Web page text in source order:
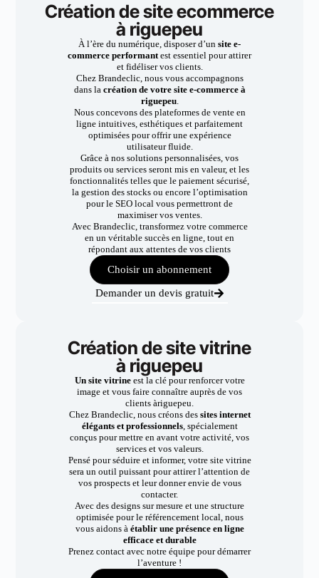
Création de site ecommerce
à riguepeu
À l’ère du numérique, disposer d’un site e-
commerce performantest essentiel pour attirer
et fidéliser vos clients.
Chez Brandeclic, nous vous accompagnons
dans la création de votre site e-commerce à
riguepeu.
Nous concevons des plateformes de vente en
ligne intuitives, esthétiques et parfaitement
optimisées pour offrir une expérience
utilisateur fluide.
Grâce à nos solutions personnalisées, vos
produits ou services seront mis en valeur, et les
fonctionnalités telles que le paiement sécurisé,
la gestion des stocks ou encore l’optimisation
pour le SEO local vous permettront de
maximiser vos ventes.
Avec Brandeclic, transformez votre commerce
en un véritable succès en ligne, tout en
répondant aux attentes de vos clients
Choisir un abonnement
Demander un devis gratuit
Création de site vitrine
à riguepeu
Un site vitrineest la clé pour renforcer votre
image et vous faire connaître auprès de vos
clients àriguepeu.
Chez Brandeclic, nous créons dessites internet
élégants et professionnels, spécialement
conçus pour mettre en avant votre activité, vos
services et vos valeurs.
Pensé pour séduire et informer, votre site vitrine
sera un outil puissant pour attirer l’attention de
vos prospects et leur donner envie de vous
contacter.
Avec des designs sur mesure et une structure
optimisée pour le référencement local, nous
vous aidons à établir une présence en ligne
efficace et durable
Prenez contact avec notre équipe pour démarrer
l’aventure !